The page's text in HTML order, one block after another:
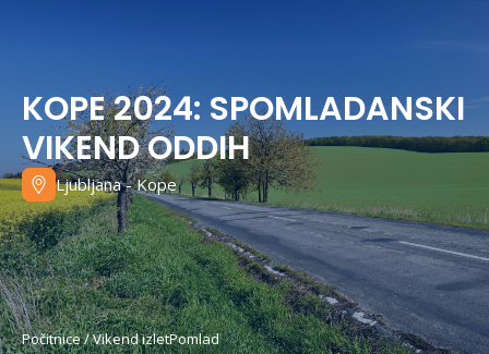
KOPE 2024: SPOMLADANSKI
VIKEND ODDIH
Ljubljana - Kope
Počitnice / Vikend izletPomlad